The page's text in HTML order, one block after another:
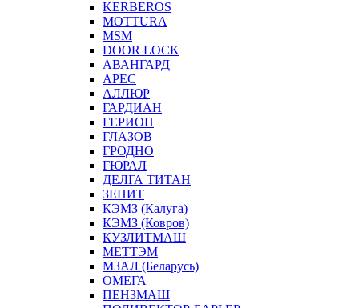
KERBEROS
MOTTURA
MSM
DOOR LOCK
АВАНГАРД
АРЕС
АЛЛЮР
ГАРДИАН
ГЕРИОН
ГЛАЗОВ
ГРОДНО
ГЮРАЛ
ДЕЛГА ТИТАН
ЗЕНИТ
КЭМЗ (Калуга)
КЭМЗ (Ковров)
КУЗЛИТМАШ
МЕТТЭМ
МЗАЛ (Беларусь)
ОМЕГА
ПЕНЗМАШ